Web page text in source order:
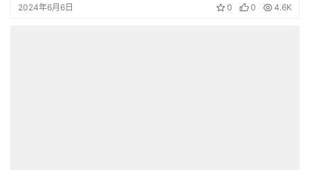
2024年6月6日 0 0 4.6K